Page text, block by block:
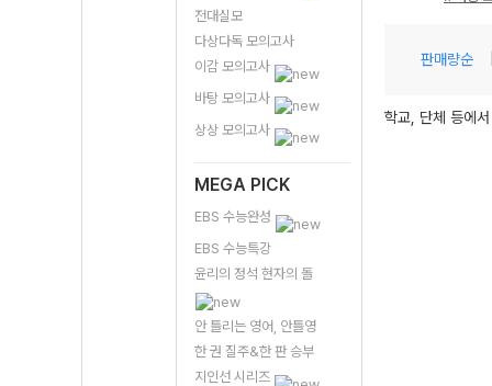
전대실모
다상다독 모의고사
이감 모의고사
바탕 모의고사
상상 모의고사
MEGA PICK
EBS 수능완성
EBS 수능특강
윤리의 정석 현자의 돌
안 틀리는 영어, 안틀영
한 권 질주&한 판 승부
지인선 시리즈
판매량순
학교, 단체 등에